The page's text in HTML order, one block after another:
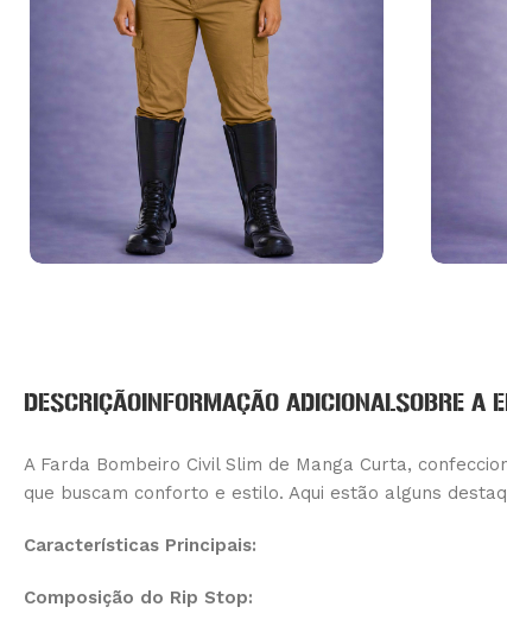
DESCRIÇÃOINFORMAÇÃO ADICIONALSOBRE A
A Farda Bombeiro Civil Slim de Manga Curta,
que buscam conforto e estilo. Aqui estão alguns
Características Principais:
Composição do Rip Stop: